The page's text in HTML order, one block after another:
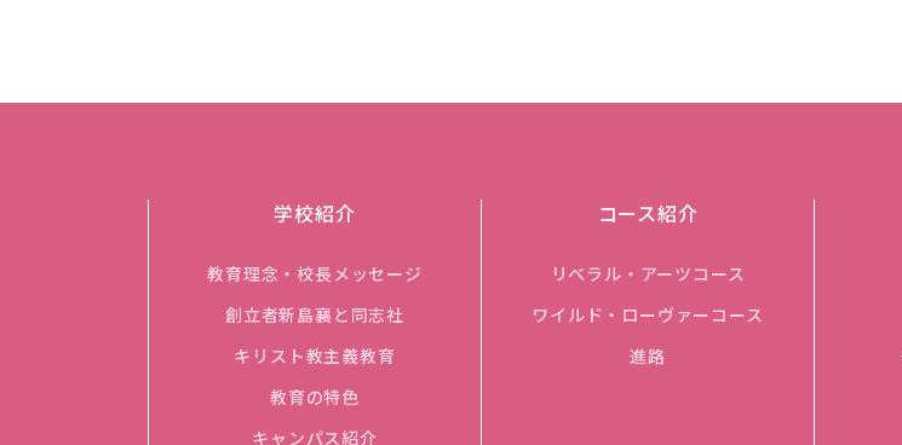
学校紹介
教育理念・校長メッセージ
創立者新島襄と同志社
キリスト教主義教育
教育の特色
キャンパス紹介
コース紹介
リベラル・アーツコース
ワイルド・ローヴァーコース
進路